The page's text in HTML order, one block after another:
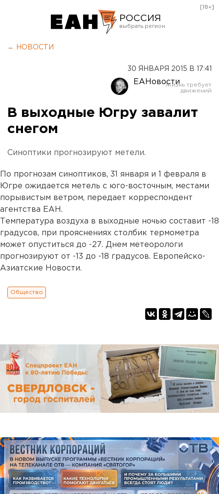
РОССИЯ
Оренбург
[18+]
← НОВОСТИ
30 ЯНВАРЯ 2015 В 17:41
ЕАНовости
В выходные Югру завалит
снегом
Синоптики прогнозируют метели.
По прогнозам синоптиков, 31 января и 1 февраля в
Югре ожидается метель с юго-восточным, местами
порывистым ветром, передает корреспондент
агентства ЕАН.
Температура воздуха в выходные ночью составит -18
градусов, при прояснениях столбик термометра
может опуститься до -27. Днем метеорологи
прогнозируют от -13 до -18 градусов. Европейско-
Азиатские Новости.
Общество